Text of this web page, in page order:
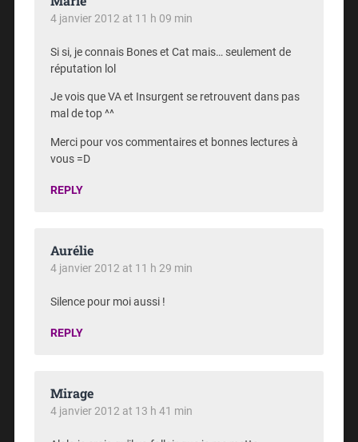
4 janvier 2012 at 11 h 09 min
Si si, je connais Bones et Cat mais… seulement de
réputation lol
Je vois que VA et Insurgent se retrouvent dans pas
mal de top ^^
Merci pour vos commentaires et bonnes lectures à
vous =D
REPLY
Aurélie
4 janvier 2012 at 11 h 29 min
Silence pour moi aussi !
REPLY
Mirage
4 janvier 2012 at 13 h 41 min